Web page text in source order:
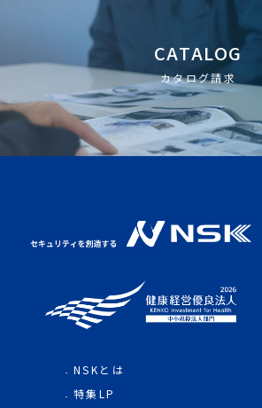
CATALOG
カタログ請求
NSKとは
特集LP